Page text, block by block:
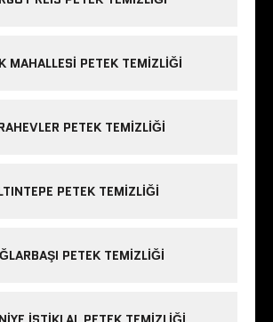
MAHALLESI PETEK TEMIZLIĞI
PETEK TEMIZLIĞI
PETEK TEMIZLIĞI
PETEK TEMIZLIĞI